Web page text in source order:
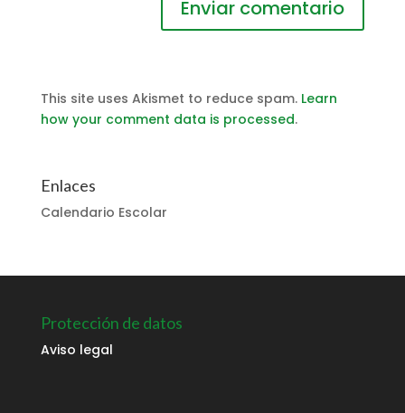
This site uses Akismet to reduce spam. Learn
how your comment data is processed.
Enlaces
Calendario Escolar
Protección de datos
Aviso legal